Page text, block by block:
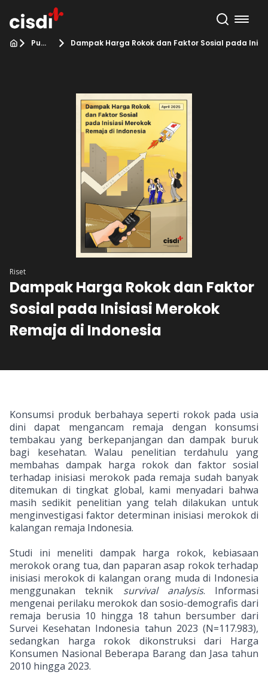
Publikasi Dampak Harga Rokok dan Faktor Sosial pada
Riset
Dampak Harga Rokok dan Faktor
Sosial pada Inisiasi Merokok
Remaja di Indonesia
Konsumsi produk berbahaya seperti rokok pada usia
dini dapat mengancam remaja dengan konsumsi
tembakau yang berkepanjangan dan dampak buruk
bagi kesehatan. Walau penelitian terdahulu yang
membahas dampak harga rokok dan faktor sosial
terhadap inisiasi merokok pada remaja sudah banyak
ditemukan di tingkat global, kami menyadari bahwa
masih sedikit penelitian yang telah dilakukan untuk
menginvestigasi faktor determinan inisiasi merokok di
kalangan remaja Indonesia.
Studi ini meneliti dampak harga rokok, kebiasaan
merokok orang tua, dan paparan asap rokok terhadap
inisiasi merokok di kalangan orang muda di Indonesia
menggunakan teknik survival analysis. Informasi
mengenai perilaku merokok dan sosio-demografis dari
remaja berusia 10 hingga 18 tahun bersumber dari
Survei Kesehatan Indonesia tahun 2023 (N=117.983),
sedangkan harga rokok dikonstruksi dari Harga
Konsumen Nasional Beberapa Barang dan Jasa tahun
2010 hingga 2023.